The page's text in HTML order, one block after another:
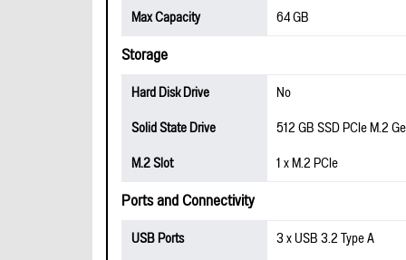
Max Capacity 64 GB
Storage
Hard Disk Drive
No
Solid State Drive
512 GB SSD PCIe M.2
M.2 Slot
1 x M.2 PCIe
Ports and Connectivity
USB Ports
3 x USB 3.2 Type A